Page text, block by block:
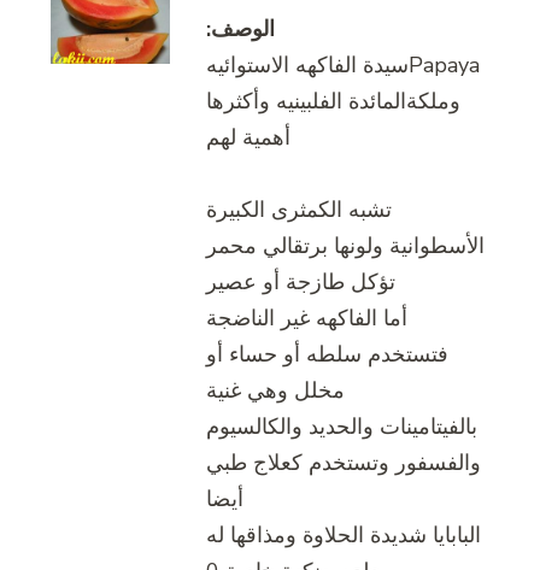
الوصف:
Papayaسيدة الفاكهه الاستوائيه
وملكةالمائدة الفلبينيه وأكثرها
أهمية لهم
تشبه الكمثرى الكبيرة
الأسطوانية ولونها برتقالي محمر
تؤكل طازجة أو عصير
أما الفاكهه غير الناضجة
فتستخدم سلطه أو حساء أو
مخلل وهي غنية
بالفيتامينات والحديد والكالسيوم
والفسفور وتستخدم كعلاج طبي
أيضا
البابايا شديدة الحلاوة ومذاقها له